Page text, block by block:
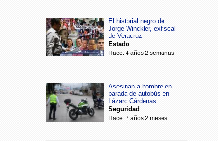
El historial negro de
Jorge Winckler, exfiscal
de Veracruz
Estado
Hace: 4 años 2 semanas
Asesinan a hombre en
parada de autobús en
Lázaro Cárdenas
Seguridad
Hace: 7 años 2 meses